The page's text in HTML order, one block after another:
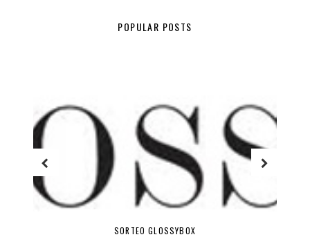
POPULAR POSTS
HITS DE TEMPORADA